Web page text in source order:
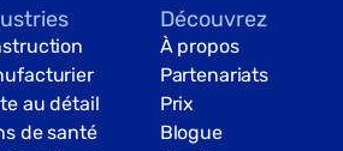
au détail
de santé
Découvrez
À propos
Partenariats
Prix
Blogue